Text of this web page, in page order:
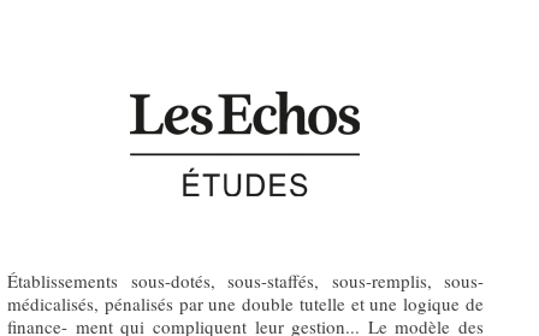
Établissements sous-dotés, sous-staffés, sous-remplis, sous-
médicalisés, pénalisés par une double tutelle et une logique de
finance- ment qui compliquent leur gestion... Le modèle des